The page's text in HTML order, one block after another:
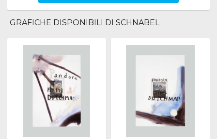
GRAFICHE DISPONIBILI DI SCHNABEL